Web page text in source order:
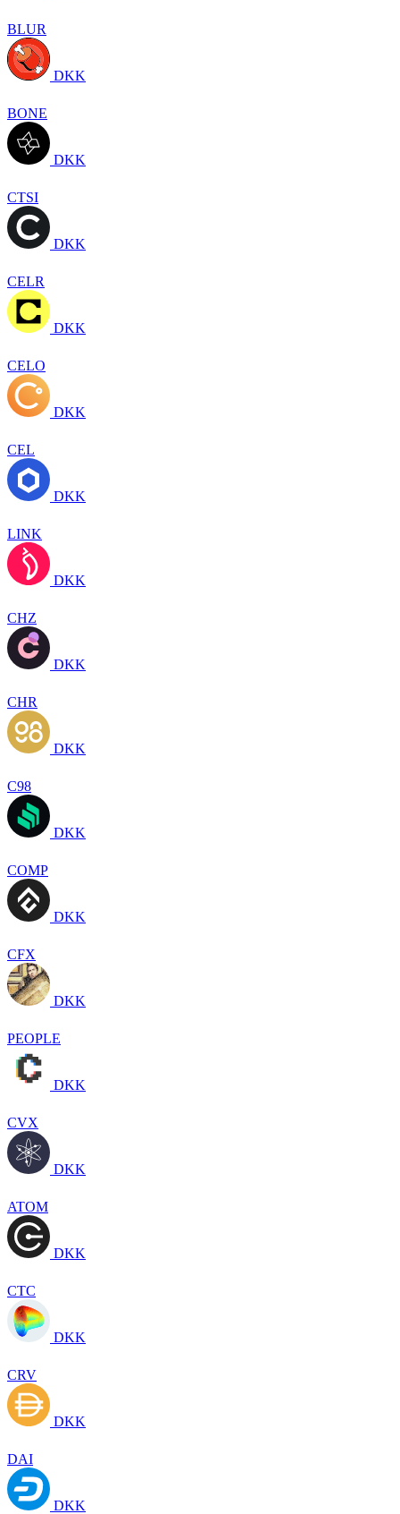
BLUR
DKK
BONE
DKK
CTSI
DKK
CELR
DKK
CELO
DKK
CEL
DKK
LINK
DKK
CHZ
DKK
CHR
DKK
C98
DKK
COMP
DKK
CFX
DKK
PEOPLE
DKK
CVX
DKK
ATOM
DKK
CTC
DKK
CRV
DKK
DAI
DKK